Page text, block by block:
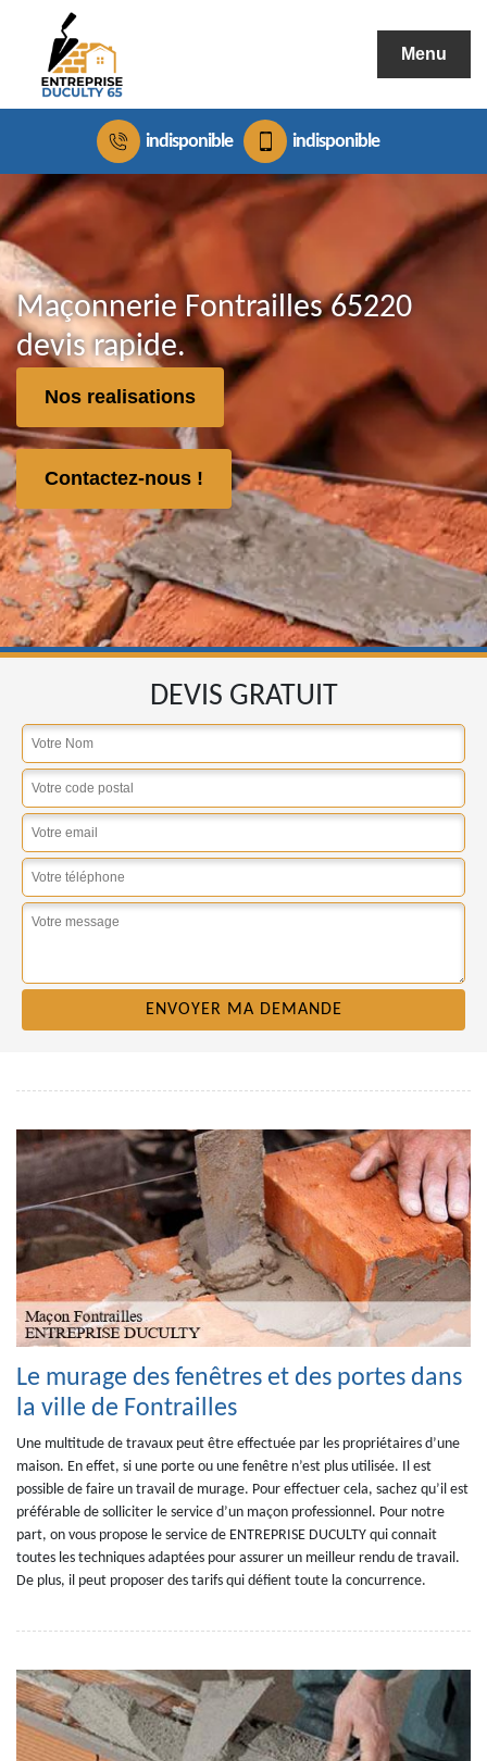
Menu
indisponible indisponible
Maçonnerie Fontrailles 65220
devis rapide.
Nos realisations
Contactez-nous !
DEVIS GRATUIT
Le murage des fenêtres et des portes dans
la ville de Fontrailles
Une multitude de travaux peut être effectuée par les propriétaires d’une
maison. En effet, si une porte ou une fenêtre n’est plus utilisée. Il est
possible de faire un travail de murage. Pour effectuer cela, sachez qu’il est
préférable de solliciter le service d’un maçon professionnel. Pour notre
part, on vous propose le service de ENTREPRISE DUCULTY qui connait
toutes les techniques adaptées pour assurer un meilleur rendu de travail.
De plus, il peut proposer des tarifs qui défient toute la concurrence.